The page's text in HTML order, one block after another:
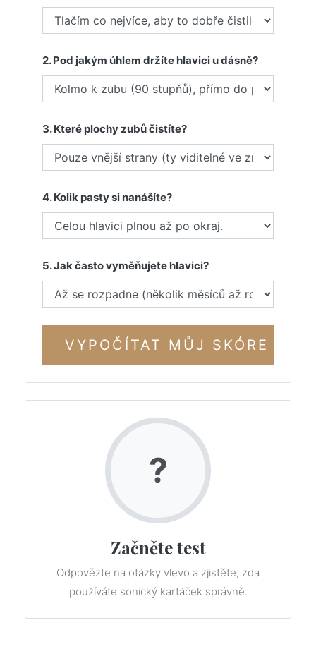
2. Pod jakým úhlem držíte hlavici u dásně?
3. Které plochy zubů čistíte?
4. Kolik pasty si nanášíte?
5. Jak často vyměňujete hlavici?
VYPOČÍTAT MŮJ SKÓRE
?
Začněte test
Odpovězte na otázky vlevo a zjistěte, zda
používáte sonický kartáček správně.